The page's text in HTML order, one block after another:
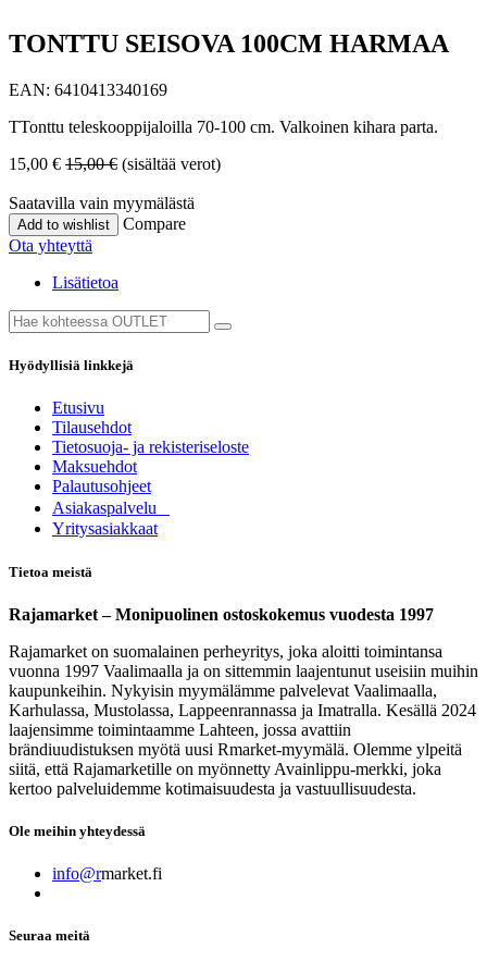
TONTTU SEISOVA 100CM HARMAA
EAN: 6410413340169
TTonttu teleskooppijaloilla 70-100 cm. Valkoinen kihara parta.
15,00 € 15,00€ (sisältää verot)
Saatavilla vain myymälästä
Add to wishlist
Compare
Ota yhteyttä
Lisätietoa
Hyödyllisiä linkkejä
Etusivu
Tilausehdot
Tietosuoja- ja rekisteriseloste
Maksuehdot
Palautusohjeet
Asia​k​aspalvelu
​Yritysasiakkaat
Tietoa meistä
Rajamarket – Monipuolinen ostoskokemus vuodesta 1997
Rajamarket on suomalainen perheyritys, joka aloitti toimintansa
vuonna 1997 Vaalimaalla ja on sittemmin laajentunut useisiin muihin
kaupunkeihin. Nykyisin myymälämme palvelevat Vaalimaalla,
Karhulassa, Mustolassa, Lappeenrannassa ja Imatralla. Kesällä 2024
laajensimme toimintaamme Lahteen, jossa avattiin
brändiuudistuksen myötä uusi Rmarket-myymälä. Olemme ylpeitä
siitä, että Rajamarketille on myönnetty Avainlippu-merkki, joka
kertoo palveluidemme kotimaisuudesta ja vastuullisuudesta.
Ole meihin yhteydessä
info@rmarket.fi
Seuraa meitä